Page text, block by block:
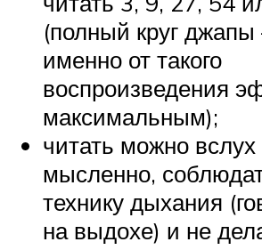
(полный круг
именно от такого
воспроизведения
максимальным);
читать можно
мысленно,
технику дыхания
на выдохе) и не